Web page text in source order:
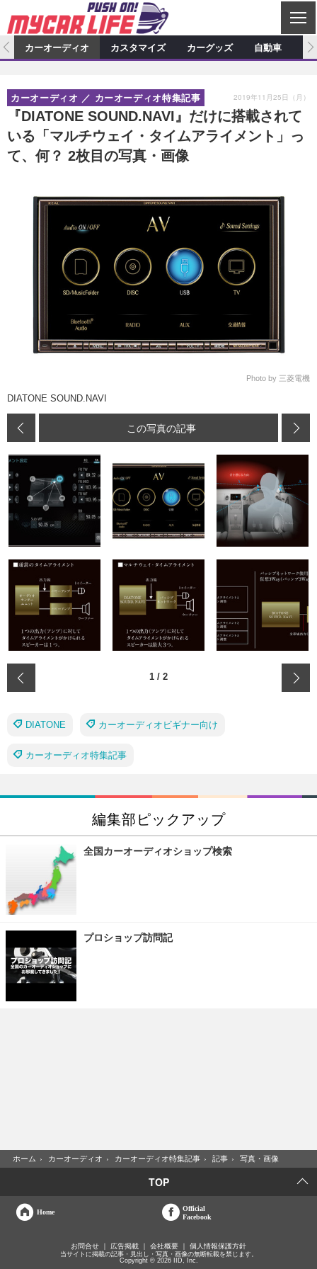
C
L
S
E
カーオーディオ
プロショップ検索 ショップ訪問記
カーオーディオニュース デモカー製作記
その他
カスタマイズ特集記事 カスタマイズ新製品情報
カスタマイズニュース
カーグッズ
カーグッズ特集記事 カーグッズ新製品情報
カーグッズニュース
自動車
スクープ
カーオーディオ カスタマイズ カーグッズ 自動車
『DIATONE SOUND.NAVI』だけに搭載されて
いる「マルチウェイ・タイムアライメント」っ
て、何？ 2枚目の写真・画像
カーオーディオ カーオーディオ特集記事 2019年11月25日（月）
Photo by 三菱電機
DIATONE SOUND.NAVI
この写真の記事
1 / 2
DIATONE カーオーディオビギナー向け
カーオーディオ特集記事
編集部ピックアップ
全国カーオーディオショップ検索
プロショップ訪問記
ホーム › カーオーディオ › カーオーディオ特集記事 › 記事 › 写真・画像
TOP
Home
Official
Facebook
お問合せ 広告掲載 会社概要 個人情報保護方針
当サイトに掲載の記事・見出し・写真・画像の無断転載を禁じます。
Copyright © 2026 IID, Inc.